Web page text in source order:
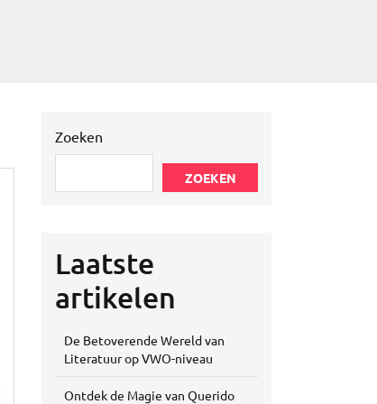
Zoeken
ZOEKEN
Laatste
artikelen
De Betoverende Wereld van
Literatuur op VWO-niveau
Ontdek de Magie van Querido